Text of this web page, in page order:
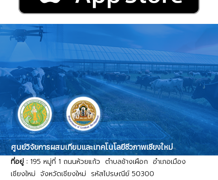
ศูนย์วิจัยการผสมเทียมและเทคโนโลยีชีวภาพเชียงใหม่
ที่อยู่ :195 หมู่ที่ 1 ถนนห้วยแก้ว ตำบลช้างเผือก อำเภอเมือง
เชียงใหม่ จังหวัดเชียงใหม่ รหัสไปรษณีย์ 50300